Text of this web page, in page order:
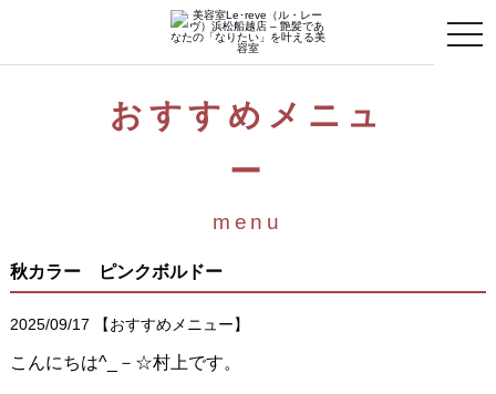
toggle
おすすめメニュ
ー
menu
秋カラー ピンクボルドー
2025/09/17 【おすすめメニュー】
こんにちは^_－☆村上です。